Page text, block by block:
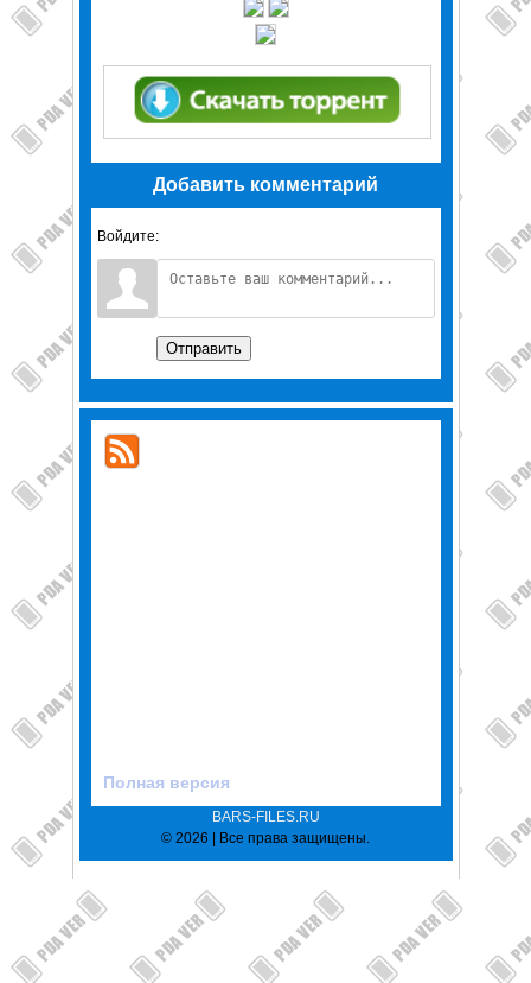
Добавить комментарий
Войдите:
Отправить
Полная версия
BARS-FILES.RU
© 2026 | Все права защищены.